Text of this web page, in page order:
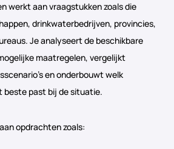
werkt aan vraagstukken zoals die
drinkwaterbedrijven, provincies,
Je analyseert de beschikbare
maatregelen, vergelijkt
en onderbouwt welk
beste past bij de situatie.
opdrachten zoals: